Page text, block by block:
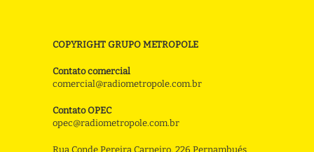
COPYRIGHT GRUPO METROPOLE
Contato comercial
comercial@radiometropole.com.br
Contato OPEC
opec@radiometropole.com.br
Rua Conde Pereira Carneiro, 226 Pernambués